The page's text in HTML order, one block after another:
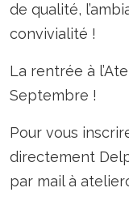
de qualité,
convivialité !
La rentrée à
Septembre !
Pour vous
directement
par mail à